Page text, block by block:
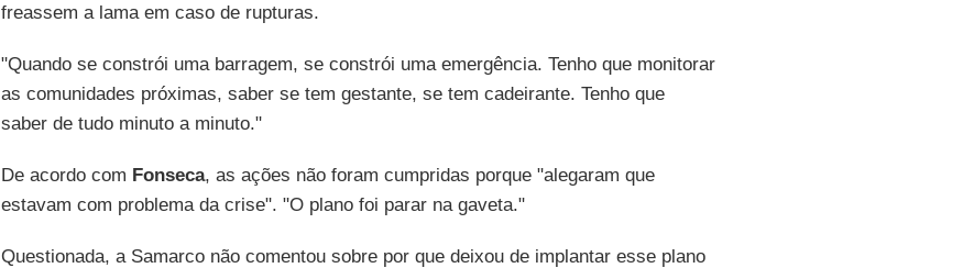
freassem a lama em caso de rupturas.
"Quando se constrói uma barragem, se constrói uma emergência. Tenho que monitorar
as comunidades próximas, saber se tem gestante, se tem cadeirante. Tenho que
saber de tudo minuto a minuto."
De acordo com Fonseca, as ações não foram cumpridas porque "alegaram que
estavam com problema da crise". "O plano foi parar na gaveta."
Questionada, a Samarco não comentou sobre por que deixou de implantar esse plano